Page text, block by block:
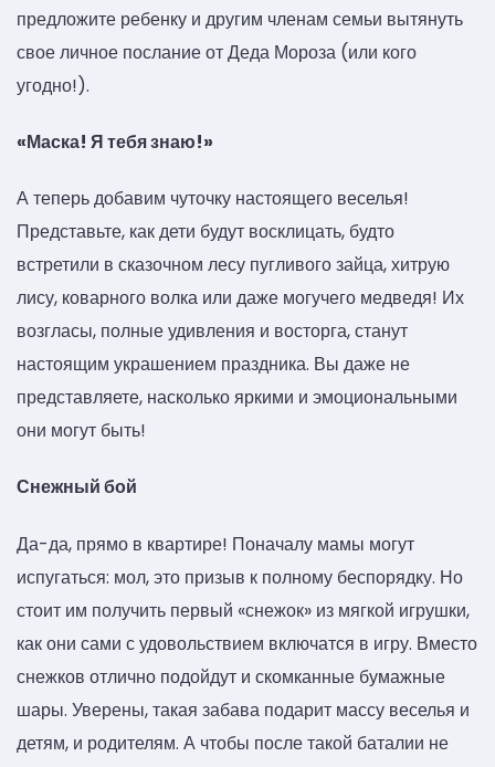
предложите ребенку и другим членам семьи вытянуть
свое личное послание от Деда Мороза (или кого
угодно!).
«Маска! Я тебя знаю!»
А теперь добавим чуточку настоящего веселья!
Представьте, как дети будут восклицать, будто
встретили в сказочном лесу пугливого зайца, хитрую
лису, коварного волка или даже могучего медведя! Их
возгласы, полные удивления и восторга, станут
настоящим украшением праздника. Вы даже не
представляете, насколько яркими и эмоциональными
они могут быть!
Снежный бой
Да-да, прямо в квартире! Поначалу мамы могут
испугаться: мол, это призыв к полному беспорядку. Но
стоит им получить первый «снежок» из мягкой игрушки,
как они сами с удовольствием включатся в игру. Вместо
снежков отлично подойдут и скомканные бумажные
шары. Уверены, такая забава подарит массу веселья и
детям, и родителям. А чтобы после такой баталии не